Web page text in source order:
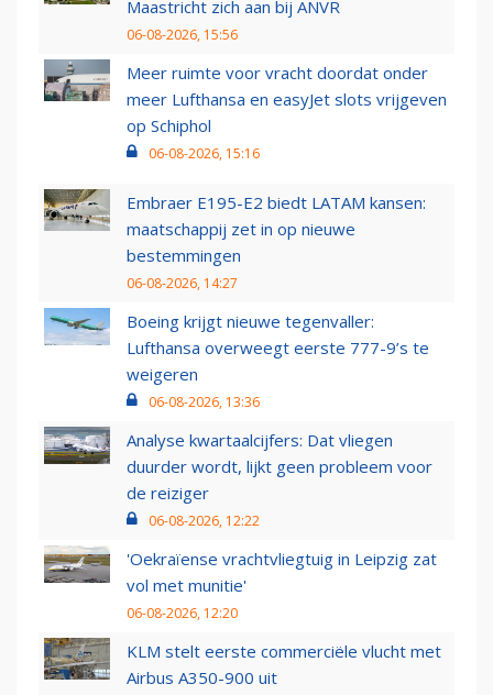
Maastricht zich aan bij ANVR
06-08-2026, 15:56
Meer ruimte voor vracht doordat onder
meer Lufthansa en easyJet slots vrijgeven
op Schiphol
06-08-2026, 15:16
Embraer E195-E2 biedt LATAM kansen:
maatschappij zet in op nieuwe
bestemmingen
06-08-2026, 14:27
Boeing krijgt nieuwe tegenvaller:
Lufthansa overweegt eerste 777-9’s te
weigeren
06-08-2026, 13:36
Analyse kwartaalcijfers: Dat vliegen
duurder wordt, lijkt geen probleem voor
de reiziger
06-08-2026, 12:22
'Oekraïense vrachtvliegtuig in Leipzig zat
vol met munitie'
06-08-2026, 12:20
KLM stelt eerste commerciële vlucht met
Airbus A350-900 uit